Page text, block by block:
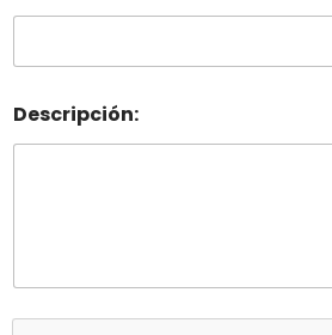
Descripción: